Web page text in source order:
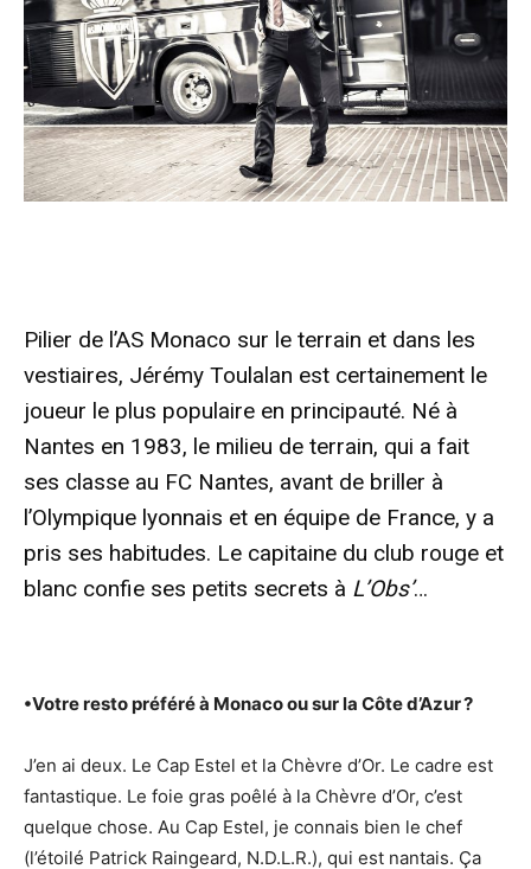
Pilier de l’AS Monaco sur le terrain et dans les
vestiaires, Jérémy Toulalan est certainement le
joueur le plus populaire en principauté. Né à
Nantes en 1983, le milieu de terrain, qui a fait
ses classe au FC Nantes, avant de briller à
l’Olympique lyonnais et en équipe de France, y a
pris ses habitudes. Le capitaine du club rouge et
blanc confie ses petits secrets à L’Obs’…
•Votre resto préféré à Monaco ou sur la Côte d’Azur ?
J’en ai deux. Le Cap Estel et la Chèvre d’Or. Le cadre est
fantastique. Le foie gras poêlé à la Chèvre d’Or, c’est
quelque chose. Au Cap Estel, je connais bien le chef
(l’étoilé Patrick Raingeard, N.D.L.R.), qui est nantais. Ça